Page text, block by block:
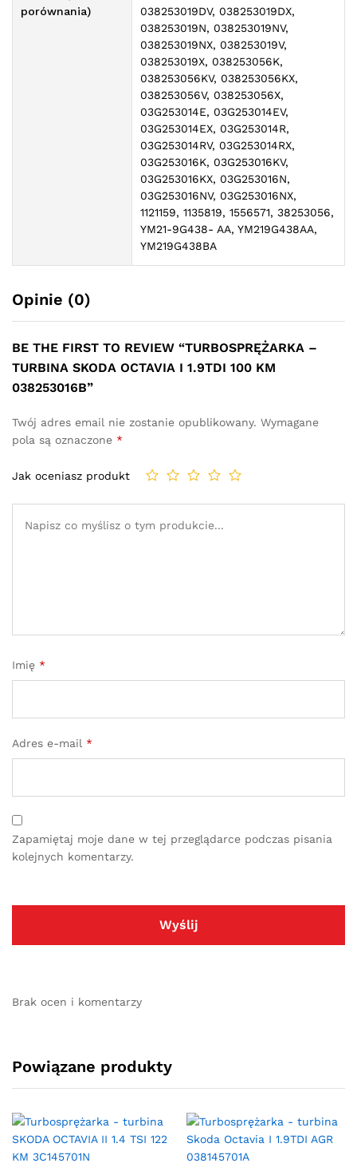
porównania)
038253019DV, 038253019DX,
038253019N, 038253019NV,
038253019NX, 038253019V,
038253019X, 038253056K,
038253056KV, 038253056KX,
038253056V, 038253056X,
03G253014E, 03G253014EV,
03G253014EX, 03G253014R,
03G253014RV, 03G253014RX,
03G253016K, 03G253016KV,
03G253016KX, 03G253016N,
03G253016NV, 03G253016NX,
1121159, 1135819, 1556571, 38253056,
YM21-9G438- AA, YM219G438AA,
YM219G438BA
Opinie (0)
BE THE FIRST TO REVIEW “TURBOSPRĘŻARKA –
TURBINA SKODA OCTAVIA I 1.9TDI 100 KM
038253016B”
Twój adres email nie zostanie opublikowany. Wymagane
pola są oznaczone *
Jak oceniasz produkt
Imię *
Adres e-mail *
Zapamiętaj moje dane w tej przeglądarce podczas pisania
kolejnych komentarzy.
Brak ocen i komentarzy
Powiązane produkty